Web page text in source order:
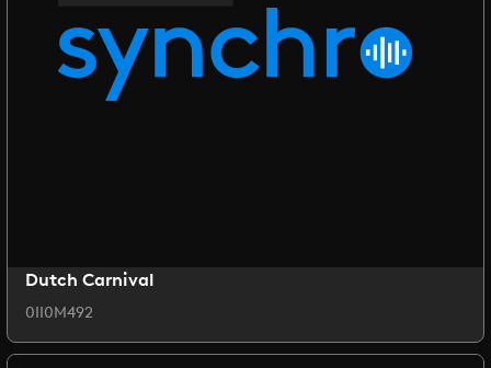
Dutch Carnival
0II0M492